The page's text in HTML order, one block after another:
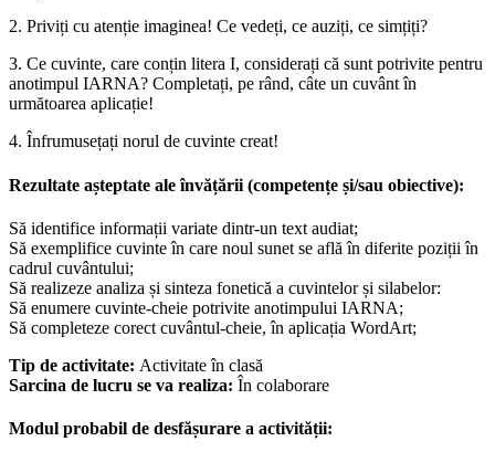
2. Priviți cu atenție imaginea! Ce vedeți, ce auziți, ce simțiți?
3. Ce cuvinte, care conțin litera I, considerați că sunt potrivite pentru
anotimpul IARNA? Completați, pe rând, câte un cuvânt în
următoarea aplicație!
4. Înfrumusețați norul de cuvinte creat!
Rezultate așteptate ale învățării (competențe și/sau obiective):
Să identifice informații variate dintr-un text audiat;
Să exemplifice cuvinte în care noul sunet se află în diferite poziții în
cadrul cuvântului;
Să realizeze analiza și sinteza fonetică a cuvintelor și silabelor:
Să enumere cuvinte-cheie potrivite anotimpului IARNA;
Să completeze corect cuvântul-cheie, în aplicația WordArt;
Tip de activitate: Activitate în clasă
Sarcina de lucru se va realiza: În colaborare
Modul probabil de desfășurare a activității: